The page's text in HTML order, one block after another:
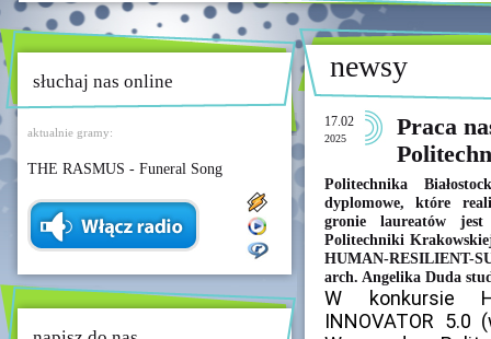
słuchaj nas online
aktualnie gramy:
THE RASMUS - Funeral Song
newsy
17.02
2025
Praca
Politechnika
dyplomowe, które
gronie laureatów jest
Politechniki
HUMAN-RESILIENT-
arch. Angelika Duda
W konkursie HI
INNOVATOR